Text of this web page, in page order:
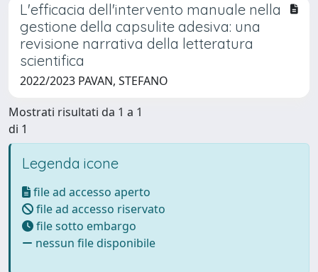
L'efficacia dell'intervento manuale nella
gestione della capsulite adesiva: una
revisione narrativa della letteratura
scientifica
2022/2023 PAVAN, STEFANO
Mostrati risultati da 1 a 1
di 1
Legenda icone
file ad accesso aperto
file ad accesso riservato
file sotto embargo
nessun file disponibile